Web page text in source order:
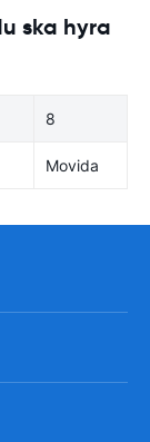
ska hyra
8
Movida